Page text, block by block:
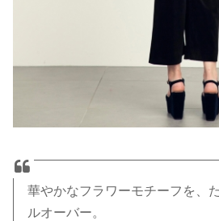
華やかなフラワーモチーフを、
ルオーバー。